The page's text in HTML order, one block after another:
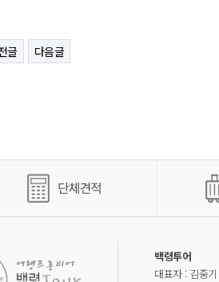
글 다음글
백령투어
대표자 : 김중기